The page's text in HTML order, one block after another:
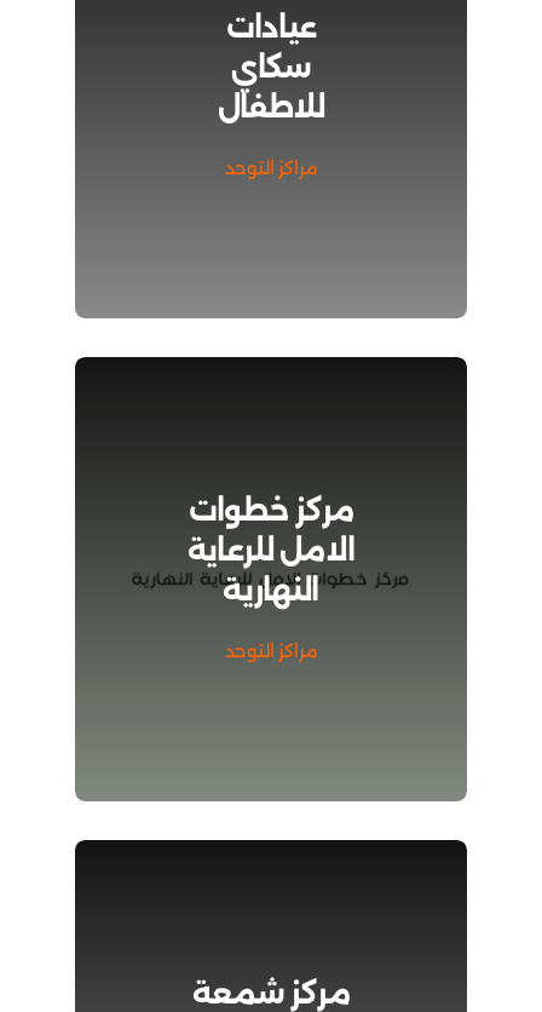
عيادات
سكاي
للاطفال
مراكز التوحد
مركز خطوات
الامل للرعاية
النهارية
مراكز التوحد
مركز شمعة